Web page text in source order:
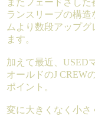
ランスリーブの構
ムより数段アップグ
ます。
加えて最近、USED
オールドのJ CREW
ポイント。
変に大きくなく小さ